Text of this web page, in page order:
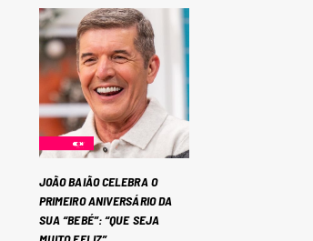
JOÃO BAIÃO CELEBRA O
PRIMEIRO ANIVERSÁRIO DA
SUA “BEBÉ”: “QUE SEJA